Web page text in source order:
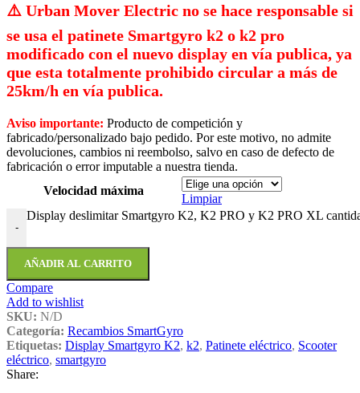
⚠️​ Urban Mover Electric no se hace responsable si
se usa el patinete Smartgyro k2 o k2 pro
modificado con el nuevo display en vía publica, ya
que esta totalmente prohibido circular a más de
25km/h en vía publica.
Aviso importante: Producto de competición y
fabricado/personalizado bajo pedido. Por este motivo, no admite
devoluciones, cambios ni reembolso, salvo en caso de defecto de
fabricación o error imputable a nuestra tienda.
Velocidad máxima
Limpiar
-
Display deslimitar Smartgyro K2, K2 PRO y K2 PRO XL
AÑADIR AL CARRITO
Compare
Add to wishlist
SKU: N/D
Categoría: Recambios SmartGyro
Etiquetas: Display Smartgyro K2, k2, Patinete eléctrico, Scooter
eléctrico, smartgyro
Share: